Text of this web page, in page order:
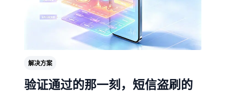
解决方案
验证通过的那一刻，短信盗刷的